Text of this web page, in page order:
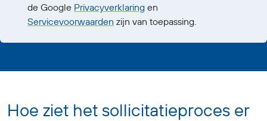
de Google Privacyverklaring en
Servicevoorwaarden zijn van toepassing.
Hoe ziet het sollicitatieproces er